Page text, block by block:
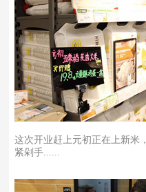
这次开业赶上元初正在上新米
紧剁手......